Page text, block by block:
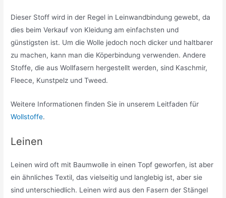
Dieser Stoff wird in der Regel in Leinwandbindung gewebt, da
dies beim Verkauf von Kleidung am einfachsten und
günstigsten ist. Um die Wolle jedoch noch dicker und haltbarer
zu machen, kann man die Köperbindung verwenden. Andere
Stoffe, die aus Wollfasern hergestellt werden, sind Kaschmir,
Fleece, Kunstpelz und Tweed.
Weitere Informationen finden Sie in unserem Leitfaden für
Wollstoffe.
Leinen
Leinen wird oft mit Baumwolle in einen Topf geworfen, ist aber
ein ähnliches Textil, das vielseitig und langlebig ist, aber sie
sind unterschiedlich. Leinen wird aus den Fasern der Stängel